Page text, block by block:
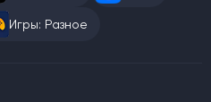
Игры: Разное